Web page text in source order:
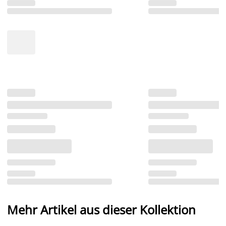
Mehr Artikel aus dieser Kollektion